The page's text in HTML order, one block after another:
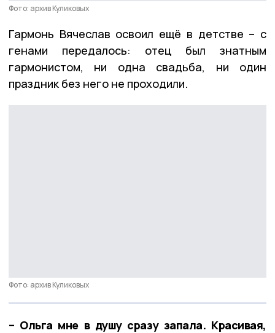
Фото: архив Куликовых
Гармонь Вячеслав освоил ещё в детстве – с
генами передалось: отец был знатным
гармонистом, ни одна свадьба, ни один
праздник без него не проходили.
Фото: архив Куликовых
– Ольга мне в душу сразу запала. Красивая,